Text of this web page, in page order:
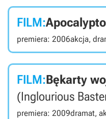
FILM:Apocalypto
premiera: 2006akcja,
FILM:Bękarty
(Inglourious
premiera: 2009dramat,